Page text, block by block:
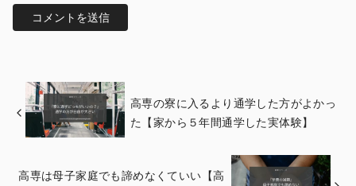
高専の寮に入るより通学した方がよかっ
た【家から５年間通学した実体験】
高専は母子家庭でも諦めなくていい【高